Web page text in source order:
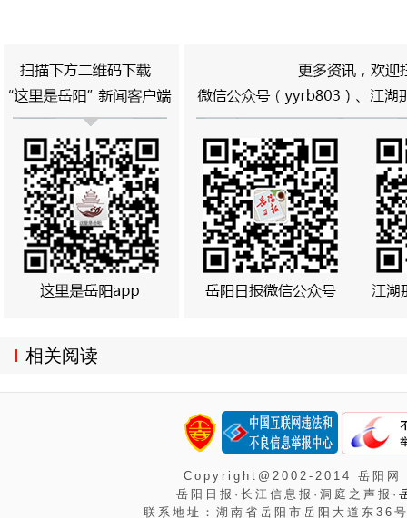
相关阅读
Copyright@2002-2014 岳阳
岳阳日报·长江信息报·洞庭之声报·
联系地址：湖南省岳阳市岳阳大道东